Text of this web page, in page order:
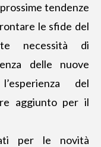
tendenze
le sfide del
necessità di
delle nuove
del
aggiunto per il
per le novità